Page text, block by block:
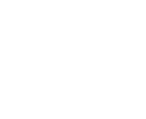
de modèles premium.
et facilité logistique pour
— bons plans ponctuels
La Ville-du-Bois
permet d'identifier les
meilleur rapport qualité-prix et
(transport, TVA, homologation).